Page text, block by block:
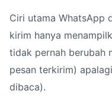
Ciri utama WhatsApp
kirim hanya
tidak pernah berubah
pesan terkirim)
dibaca).